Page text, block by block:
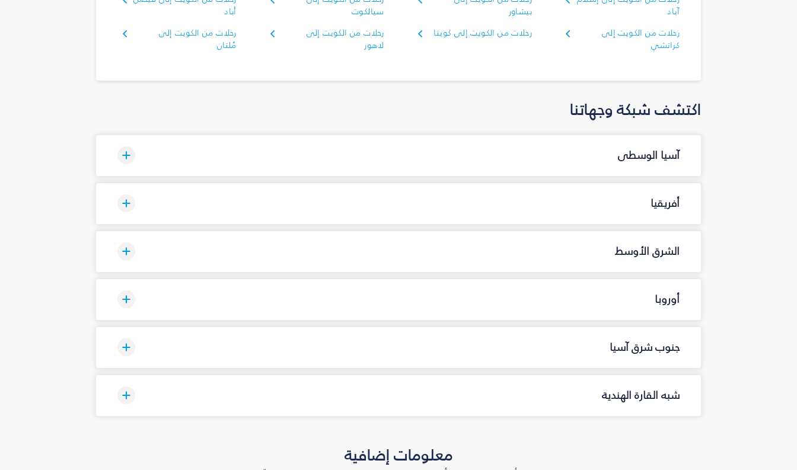
آباد
بيشاور
سيالكوت
أباد
رحلات من الكويت إلى
كراتشي
رحلات من الكويت إلى كويتا
رحلات من الكويت إلى
لاهور
رحلات من الكويت إلى
مُلتان
اكتشف شبكة وجهاتنا
آسيا الوسطى
أفريقيا
الشرق الأوسط
أوروبا
جنوب شرق آسيا
شبه القارة الهندية
معلومات إضافية